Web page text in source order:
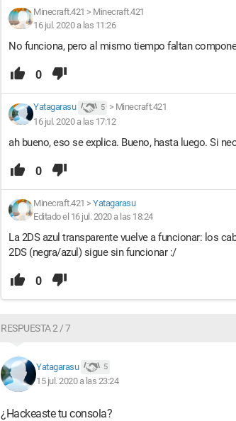
Minecraft.421 > Minecraft.421
16 jul. 2020 a las 11:26
No funciona, pero al mismo tiempo faltan
0
Yatagarasu 5 > Minecraft.421
16 jul. 2020 a las 17:12
ah bueno, eso se explica. Bueno, hasta luego. Si
0
Minecraft.421 > Yatagarasu
Editado el 16 jul. 2020 a las 18:24
La 2DS azul transparente vuelve a funcionar: los
2DS (negra/azul) sigue sin funcionar :/
0
RESPUESTA 2 / 7
Yatagarasu 5
15 jul. 2020 a las 23:24
¿Hackeaste tu consola?